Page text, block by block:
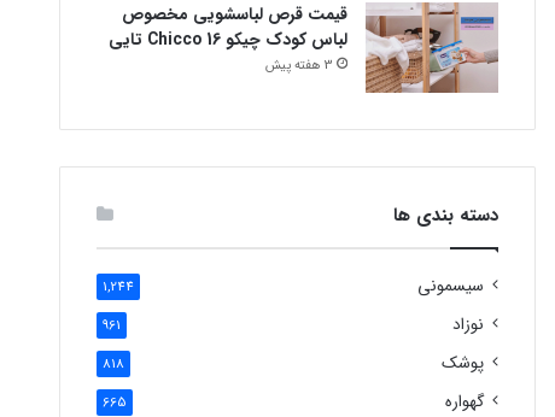
قیمت قرص لباسشویی مخصوص
لباس کودک چیکو Chicco 16 تایی
3 هفته پیش
دسته بندی ها
سیسمونی 1,244
نوزاد 961
پوشک 818
گهواره 665